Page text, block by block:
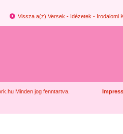
Vissza a(z) Versek - Idézetek - Irodalomi
Minden jog fenntartva.